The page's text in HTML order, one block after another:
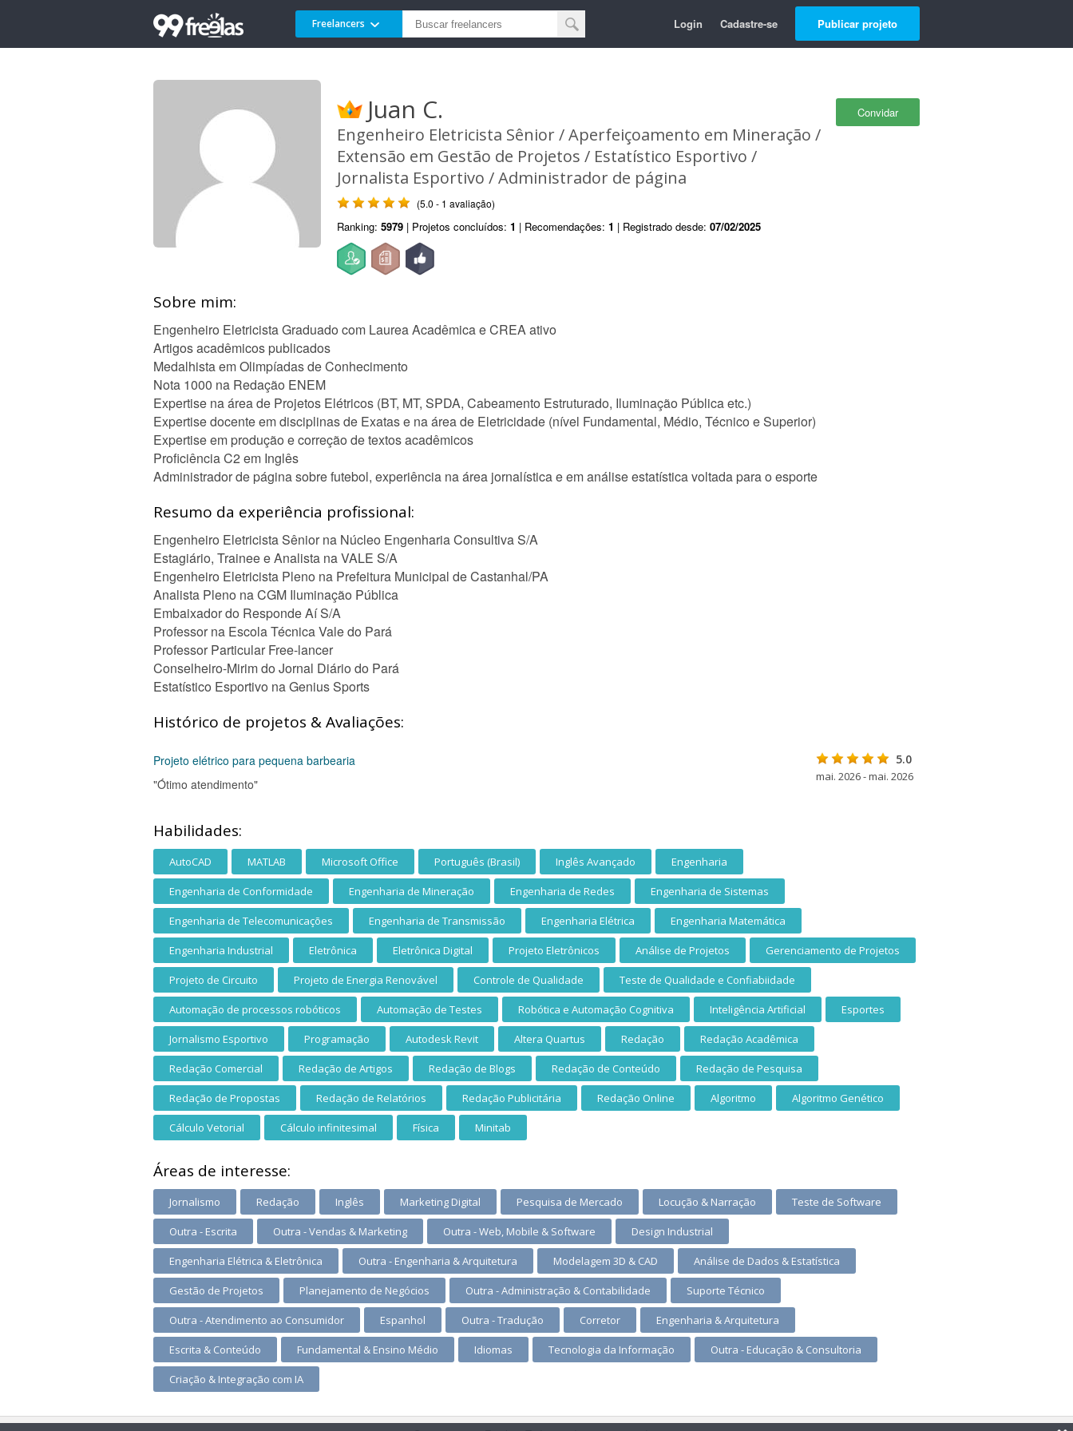
Freelancers Login Cadastre-se Publicar projeto
Convidar
Juan C.
Engenheiro Eletricista Sênior / Aperfeiçoamento em Mineração /
Extensão em Gestão de Projetos / Estatístico Esportivo /
Jornalista Esportivo / Administrador de página
(5.0 - 1 avaliação)
Ranking: 5979 | Projetos concluídos: 1 | Recomendações: 1 | Registrado desde: 07/02/2025
Sobre mim:
Engenheiro Eletricista Graduado com Laurea Acadêmica e CREA ativo
Artigos acadêmicos publicados
Medalhista em Olimpíadas de Conhecimento
Nota 1000 na Redação ENEM
Expertise na área de Projetos Elétricos (BT, MT, SPDA, Cabeamento Estruturado, Iluminação Pública etc.)
Expertise docente em disciplinas de Exatas e na área de Eletricidade (nível Fundamental, Médio, Técnico e Superior)
Expertise em produção e correção de textos acadêmicos
Proficiência C2 em Inglês
Administrador de página sobre futebol, experiência na área jornalística e em análise estatística voltada para o esporte
Resumo da experiência profissional:
Engenheiro Eletricista Sênior na Núcleo Engenharia Consultiva S/A
Estagiário, Trainee e Analista na VALE S/A
Engenheiro Eletricista Pleno na Prefeitura Municipal de Castanhal/PA
Analista Pleno na CGM Iluminação Pública
Embaixador do Responde Aí S/A
Professor na Escola Técnica Vale do Pará
Professor Particular Free-lancer
Conselheiro-Mirim do Jornal Diário do Pará
Estatístico Esportivo na Genius Sports
Histórico de projetos & Avaliações:
Projeto elétrico para pequena barbearia
"Ótimo atendimento"
5.0
mai. 2026 - mai. 2026
Habilidades:
AutoCAD MATLAB Microsoft Office Português (Brasil) Inglês Avançado Engenharia
Engenharia de Conformidade Engenharia de Mineração Engenharia de Redes Engenharia de Sistemas
Engenharia de Telecomunicações Engenharia de Transmissão Engenharia Elétrica Engenharia Matemática
Engenharia Industrial Eletrônica Eletrônica Digital Projeto Eletrônicos Análise de Projetos Gerenciamento de Projetos
Projeto de Circuito Projeto de Energia Renovável Controle de Qualidade Teste de Qualidade e Confiabiidade
Automação de processos robóticos Automação de Testes Robótica e Automação Cognitiva Inteligência Artificial Esportes
Jornalismo Esportivo Programação Autodesk Revit Altera Quartus Redação Redação Acadêmica
Redação Comercial Redação de Artigos Redação de Blogs Redação de Conteúdo Redação de Pesquisa
Redação de Propostas Redação de Relatórios Redação Publicitária Redação Online Algoritmo Algoritmo Genético
Cálculo Vetorial Cálculo infinitesimal Física Minitab
Áreas de interesse:
Jornalismo Redação Inglês Marketing Digital Pesquisa de Mercado Locução & Narração Teste de Software
Outra - Escrita Outra - Vendas & Marketing Outra - Web, Mobile & Software Design Industrial
Engenharia Elétrica & Eletrônica Outra - Engenharia & Arquitetura Modelagem 3D & CAD Análise de Dados & Estatística
Gestão de Projetos Planejamento de Negócios Outra - Administração & Contabilidade Suporte Técnico
Outra - Atendimento ao Consumidor Espanhol Outra - Tradução Corretor Engenharia & Arquitetura
Escrita & Conteúdo Fundamental & Ensino Médio Idiomas Tecnologia da Informação Outra - Educação & Consultoria
Criação & Integração com IA